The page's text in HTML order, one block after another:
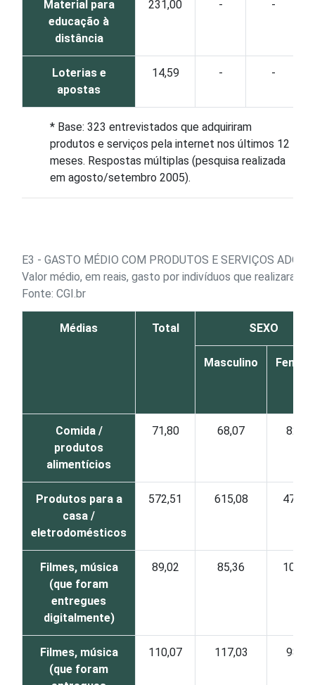
Material para
educação à
distância
231,00 - -
Loterias e
apostas
14,59 - -
* Base: 323 entrevistados que adquiriram
produtos e serviços pela internet nos últimos 12
meses. Respostas múltiplas (pesquisa realizada
em agosto/setembro 2005).
E3 - GASTO MÉDIO COM PRODUTOS E SERVIÇOS
Valor médio, em reais, gasto por indivíduos que realizaram
Fonte: CGI.br
Médias Total SEXO
Masculino
Comida /
produtos
alimentícios
71,80 68,07 82,23
Produtos para a
casa /
eletrodomésticos
572,51 615,08
Filmes, música
(que foram
entregues
digitalmente)
89,02 85,36
Filmes, música
(que foram
110,07 117,03 98,50